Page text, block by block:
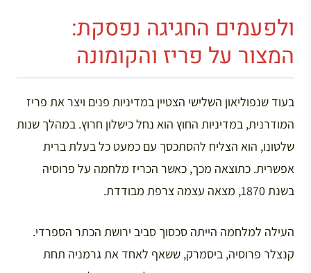
ולפעמים החגיגה נפסקת:
המצור על פריז והקומונה
בעוד שנפוליאון השלישי הצטיין במדיניות פנים ויצר את פריז
המודרנית, במדיניות החוץ הוא נחל כישלון חרוץ. במהלך שנות
שלטונו, הוא הצליח להסתכסך עם כמעט כל בעלת ברית
אפשרית. כתוצאה מכך, כאשר הכריז מלחמה על פרוסיה
בשנת 1870, מצאה עצמה צרפת מבודדת.
העילה למלחמה הייתה סכסוך סביב ירושת הכתר הספרדי.
קנצלר פרוסיה, ביסמרק, ששאף לאחד את גרמניה תחת